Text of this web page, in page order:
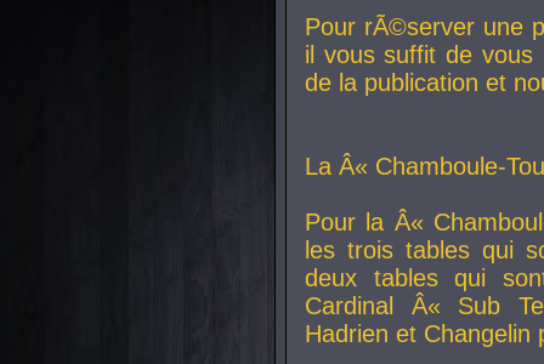
Pour rÃ©server une
il vous suffit de vous
de la publication et
La Â« Chamboule-
Pour la Â«
les trois tables qui
deux tables qui
Cardinal
Â« Sub
Hadrien et Changelin